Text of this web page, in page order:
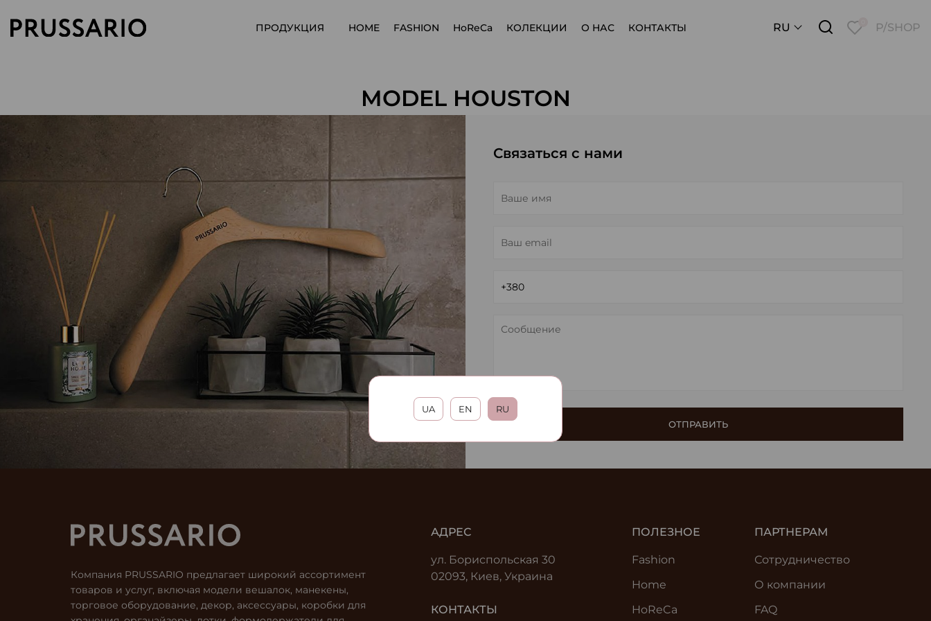
ПРОДУКЦИЯ HOME FASHION HoReCa КОЛЕКЦИИ О НАС КОНТАКТЫ RU P/SHOP
MODEL HOUSTON
Связаться с нами
Компания PRUSSARIO предлагает широкий ассортимент
товаров и услуг, включая модели вешалок, манекены,
торговое оборудование, декор, аксессуары, коробки для
АДРЕС
ул. Бориспольская 30
02093, Киев, Украина
КОНТАКТЫ
ПОЛЕЗНОЕ
Fashion
Home
HoReCa
ПАРТНЕРАМ
Сотрудничество
О компании
FAQ
RU
UA EN